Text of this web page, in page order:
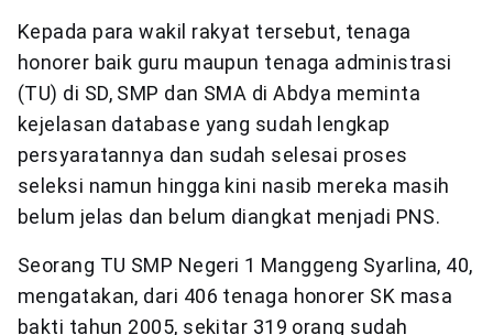
Kepada para wakil rakyat tersebut, tenaga
honorer baik guru maupun tenaga administrasi
(TU) di SD, SMP dan SMA di Abdya meminta
kejelasan database yang sudah lengkap
persyaratannya dan sudah selesai proses
seleksi namun hingga kini nasib mereka masih
belum jelas dan belum diangkat menjadi PNS.
Seorang TU SMP Negeri 1 Manggeng Syarlina, 40,
mengatakan, dari 406 tenaga honorer SK masa
bakti tahun 2005, sekitar 319 orang sudah